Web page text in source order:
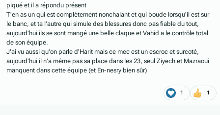
piqué et il a répondu présent
T'en as un qui est complétement nonchalant et qui boude lorsqu'il est sur
le banc, et ta l'autre qui simule des blessures donc pas fiable du tout,
aujourd'hui ils se sont mangé une belle claque et Vahid a le contrôle total
de son équipe.
J'ai vu aussi qu'on parle d'Harit mais ce mec est un escroc et surcoté,
aujourd'hui il n'a même pas sa place dans les 23, seul Ziyech et Mazraoui
manquent dans cette équipe (et En-nesry bien sûr)
1 1